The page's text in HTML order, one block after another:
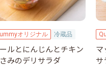
オリジナル 冷蔵品
ルとにんじんとチキン
みのデリサラダ
マ
サ